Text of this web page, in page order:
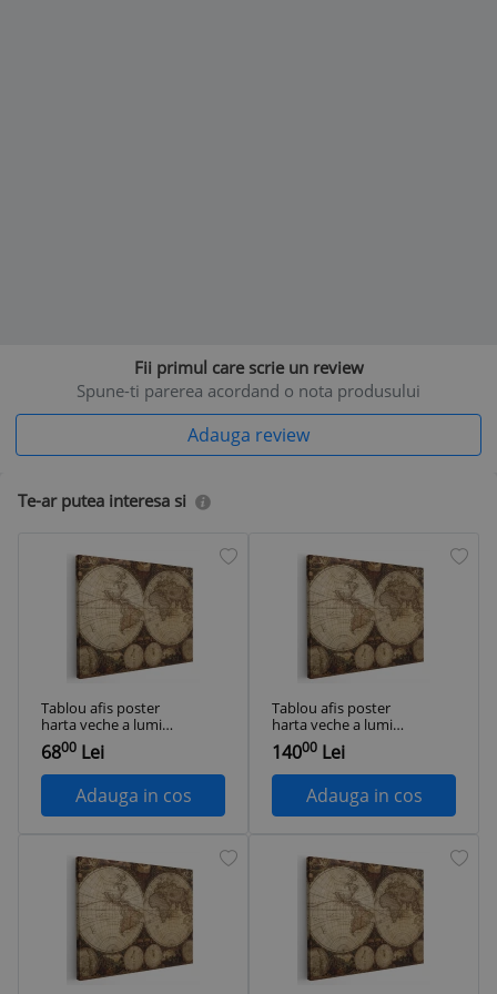
Fii primul care scrie un review
Spune-ti parerea acordand o nota produsului
Adauga review
Te-ar putea interesa si
Tablou afis poster
harta veche a lumii
1962 Tablou canvas
pe panza CU RAMA
20x30 cm
6800 Lei
Adauga in cos
Tablou afis poster
harta veche a lumii
1962 Tablou canvas
pe panza CU RAMA
40x60 cm
14000 Lei
Adauga in cos